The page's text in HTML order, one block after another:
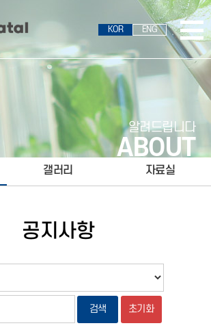
KOR ENG
알려드립니다
ABOUT
갤러리 자료실
공지사항
검색 초기화